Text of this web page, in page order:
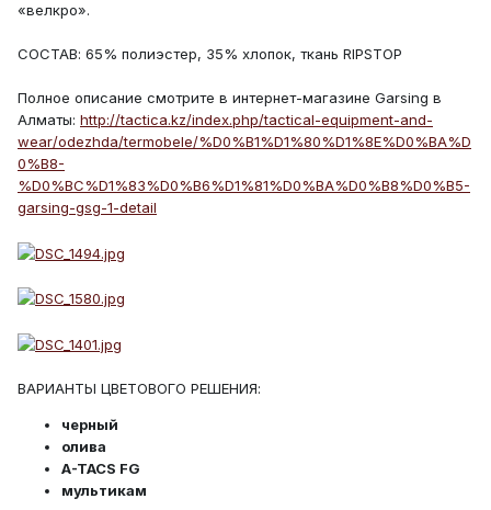
«велкро».
СОСТАВ: 65% полиэстер, 35% хлопок, ткань RIPSTOP
Полное описание смотрите в интернет-магазине Garsing в
Алматы: http://tactica.kz/index.php/tactical-equipment-and-
wear/odezhda/termobele/%D0%B1%D1%80%D1%8E%D0%BA%D
0%B8-
%D0%BC%D1%83%D0%B6%D1%81%D0%BA%D0%B8%D0%B5-
garsing-gsg-1-detail
ВАРИАНТЫ ЦВЕТОВОГО РЕШЕНИЯ:
черный
олива
A-TACS FG
мультикам